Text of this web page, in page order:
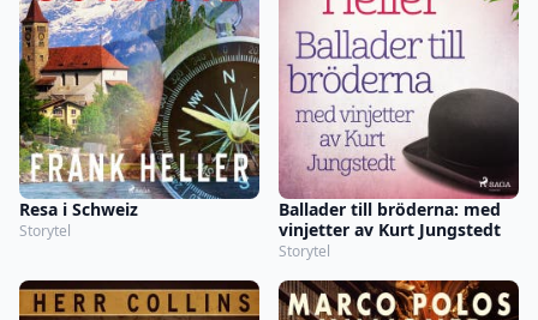
Resa i Schweiz
Storytel
Ballader till bröderna: med
vinjetter av Kurt Jungstedt
Storytel